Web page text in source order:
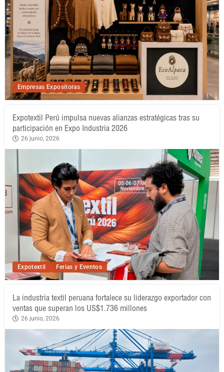
Empresas Expositoras
Expotextil Ferias y Eventos
Expotextil Perú impulsa nuevas alianzas estratégicas tras su
participación en Expo Industria 2026
26 junio, 2026
La industria textil peruana fortalece su liderazgo exportador con
ventas que superan los US$1.736 millones
26 junio, 2026